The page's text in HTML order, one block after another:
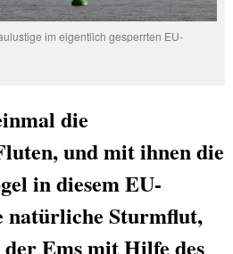
im eigentlich gesperrten EU-
die
und mit ihnen die
in diesem EU-
natürliche Sturmflut,
der Ems mit Hilfe des